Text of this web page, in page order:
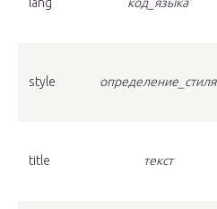
style определение_стиля
title текст